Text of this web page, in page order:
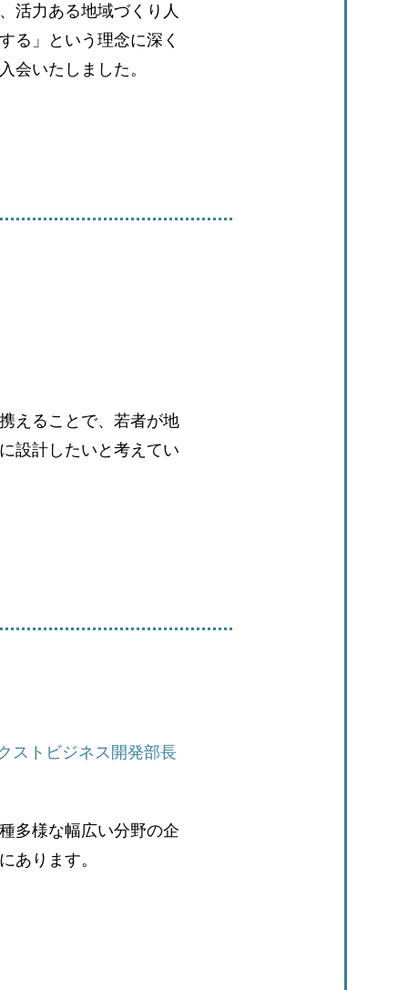
活力ある地域づくり人
る」という理念に深く
会いたしました。
えることで、若者が地
設計したいと考えてい
ストビジネス開発部長
多様な幅広い分野の企
あります。